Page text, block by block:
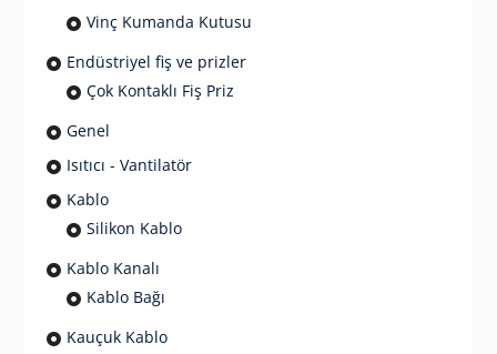
Vinç Kumanda Kutusu
Endüstriyel fiş ve prizler
Çok Kontaklı Fiş Priz
Genel
Isıtıcı - Vantilatör
Kablo
Silikon Kablo
Kablo Kanalı
Kablo Bağı
Kauçuk Kablo